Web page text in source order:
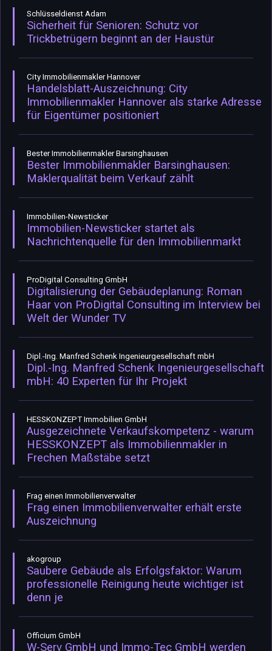
Schlüsseldienst Adam
Sicherheit für Senioren: Schutz vor
Trickbetrügern beginnt an der Haustür
City Immobilienmakler Hannover
Handelsblatt-Auszeichnung: City
Immobilienmakler Hannover als starke Adresse
für Eigentümer positioniert
Bester Immobilienmakler Barsinghausen
Bester Immobilienmakler Barsinghausen:
Maklerqualität beim Verkauf zählt
Immobilien-Newsticker
Immobilien-Newsticker startet als
Nachrichtenquelle für den Immobilienmarkt
ProDigital Consulting GmbH
Digitalisierung der Gebäudeplanung: Roman
Haar von ProDigital Consulting im Interview bei
Welt der Wunder TV
Dipl.-Ing. Manfred Schenk Ingenieurgesellschaft mbH
Dipl.-Ing. Manfred Schenk Ingenieurgesellschaft
mbH: 40 Experten für Ihr Projekt
HESSKONZEPT Immobilien GmbH
Ausgezeichnete Verkaufskompetenz - warum
HESSKONZEPT als Immobilienmakler in
Frechen Maßstäbe setzt
Frag einen Immobilienverwalter
Frag einen Immobilienverwalter erhält erste
Auszeichnung
akogroup
Saubere Gebäude als Erfolgsfaktor: Warum
professionelle Reinigung heute wichtiger ist
denn je
Officium GmbH
W-Serv GmbH und Immo-Tec GmbH werden